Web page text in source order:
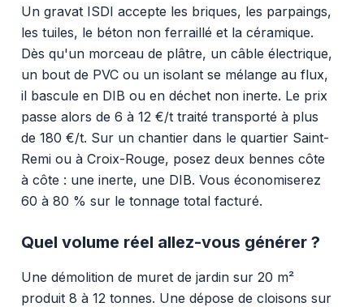
Un gravat ISDI accepte les briques, les parpaings,
les tuiles, le béton non ferraillé et la céramique.
Dès qu'un morceau de plâtre, un câble électrique,
un bout de PVC ou un isolant se mélange au flux,
il bascule en DIB ou en déchet non inerte. Le prix
passe alors de 6 à 12 €/t traité transporté à plus
de 180 €/t. Sur un chantier dans le quartier Saint-
Remi ou à Croix-Rouge, posez deux bennes côte
à côte : une inerte, une DIB. Vous économiserez
60 à 80 % sur le tonnage total facturé.
Quel volume réel allez-vous générer ?
Une démolition de muret de jardin sur 20 m²
produit 8 à 12 tonnes. Une dépose de cloisons sur